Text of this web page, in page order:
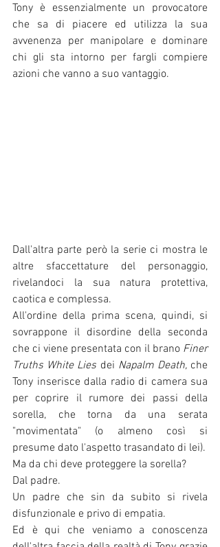
Tony è essenzialmente un provocatore
che sa di piacere ed utilizza la sua
avvenenza per manipolare e dominare
chi gli sta intorno per fargli compiere
azioni che vanno a suo vantaggio.
Dall'altra parte però la serie ci mostra le
altre sfaccettature del personaggio,
rivelandoci la sua natura protettiva,
caotica e complessa.
All'ordine della prima scena, quindi, si
sovrappone il disordine della seconda
che ci viene presentata con il brano Finer
Truths White Lies dei Napalm Death, che
Tony inserisce dalla radio di camera sua
per coprire il rumore dei passi della
sorella, che torna da una serata
"movimentata" (o almeno così si
Ma da chi deve proteggere la sorella?
Dal padre.
Un padre che sin da subito si rivela
disfunzionale e privo di empatia.
Ed è qui che veniamo a conoscenza